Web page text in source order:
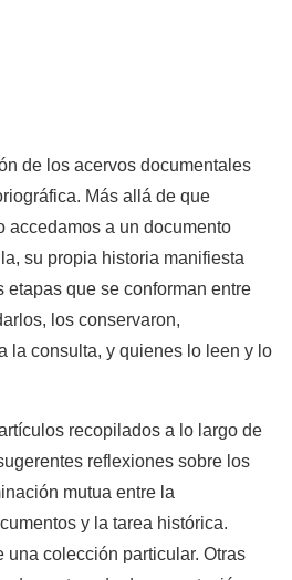
de los acervos documentales
Más allá de que
accedamos a un documento
su propia historia manifiesta
etapas que se conforman entre
los conservaron,
la consulta, y quienes lo leen y lo
recopilados a lo largo de
reflexiones sobre los
mutua entre la
y la tarea histórica.
una colección particular. Otras